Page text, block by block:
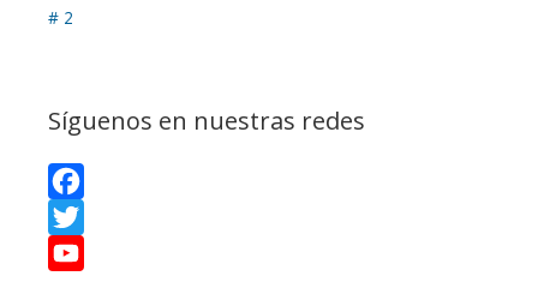
k
r
r
s
t
# 2
Síguenos en nuestras redes
F
a
T